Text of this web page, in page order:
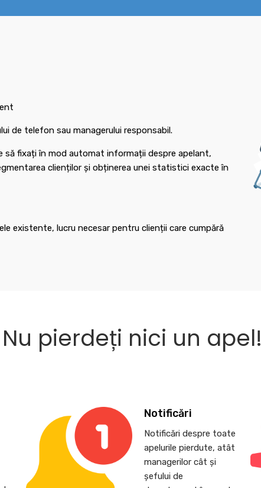
de telefon sau managerului responsabil.
să fixați în mod automat informații despre apelant,
clienților și obținerea unei statistici exacte în
existente, lucru necesar pentru clienții care cumpără
Nu pierdeți nici un apel!
Notificări
Notificări despre toate
apelurile pierdute, atât
managerilor cât și
șefului de